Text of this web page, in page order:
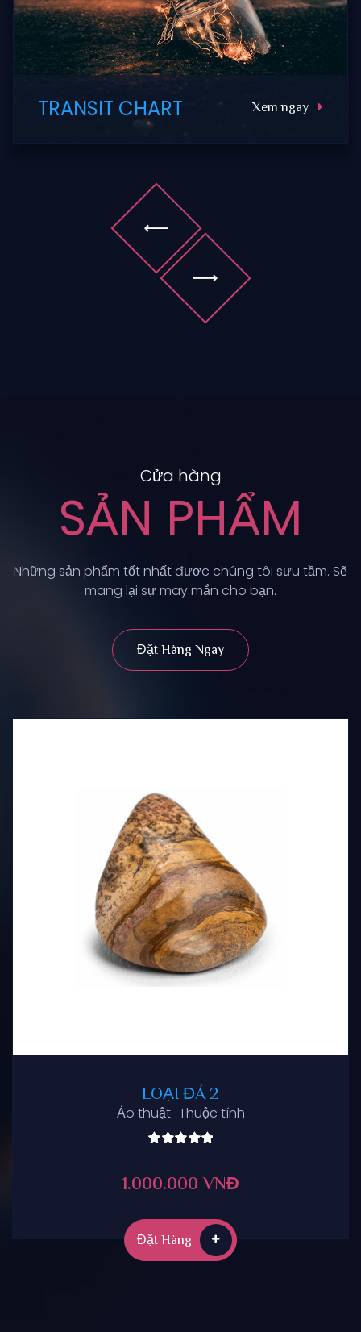
TRANSIT CHART Xem ngay
Cửa hàng
SẢN PHẨM
Những sản phẩm tốt nhất được chúng tôi sưu tầm. Sẽ
mang lại sự may mắn cho bạn.
Đặt Hàng Ngay
LOẠI ĐÁ 2
Ảo thuật Thuộc tính
1.000.000 VNĐ
Đặt Hàng